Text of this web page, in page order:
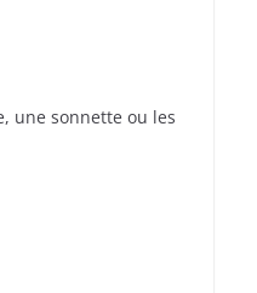
une sonnette ou les